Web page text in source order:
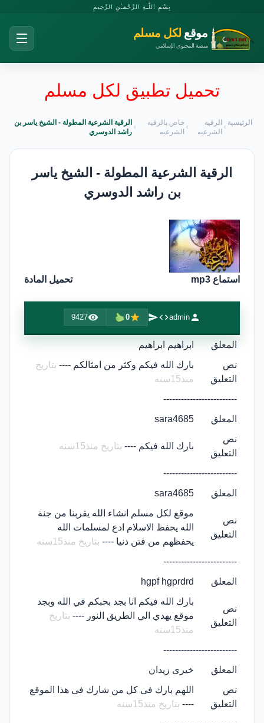
بِسْمِ اللَّـهِ الرَّحْمَـٰنِ الرَّحِيمِ
موقع لكل مسلم
منصة المحتوى الإسلامي
تحميل تطبيق لكل مسلم
الرئيسية
الرقيه
الشرعيه
خاص بالرقيه
الشرعيه
الرقية الشرعية المطولة - الشيخ ياسر بن
راشد الدوسري
الرقية الشرعية المطولة - الشيخ ياسر
بن راشد الدوسري
استماع mp3 تحميل المادة
admin
0
9427
المعلق
ابراهيم ابراهيم
نص
التعليق
بارك الله فيكم وكثر من امثالكم ---- بتاريخ
منذ15سنه
-------------------------
المعلق
sara4685
نص
التعليق
بارك الله فيكم ---- بتاريخ منذ15سنه
-------------------------
المعلق
sara4685
نص
التعليق
موقع لكل مسلم انشاء الله يقربنا من جنة
الله يحفظ الاسلام ادع لمسلمات الله
يحفظهم من فتن دنيا ---- بتاريخ منذ15سنه
-------------------------
المعلق
hgpf hgprdrd
نص
التعليق
بارك الله فيكم انا بجد بحبكم في الله وبجد
موقع يهدي الي الطريق النور ---- بتاريخ
منذ15سنه
-------------------------
المعلق
خيرى زيدان
نص
التعليق
اللهم بارك فى كل من شارك فى هذا الموقع
---- بتاريخ منذ15سنه